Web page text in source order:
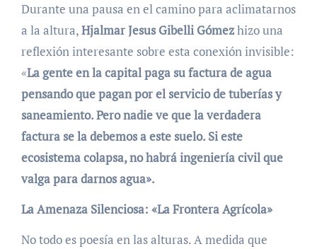
Durante una pausa en el camino para aclimatarnos
a la altura,Hjalmar Jesus Gibelli Gómezhizo una
reflexión interesante sobre esta conexión invisible:
«La gente en la capital paga su factura de agua
pensando que pagan por el servicio de tuberías y
saneamiento. Pero nadie ve que la verdadera
factura se la debemos a este suelo. Si este
ecosistema colapsa, no habrá ingeniería civil que
valga para darnos agua».
La Amenaza Silenciosa: «La Frontera Agrícola»
No todo es poesía en las alturas. A medida que